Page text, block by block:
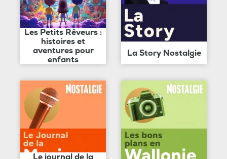
Les Petits Rêveurs :
histoires et
aventures pour
enfants
La Story Nostalgie